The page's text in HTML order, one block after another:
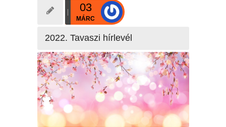
03
MÁRC
2022. Tavaszi hírlevél